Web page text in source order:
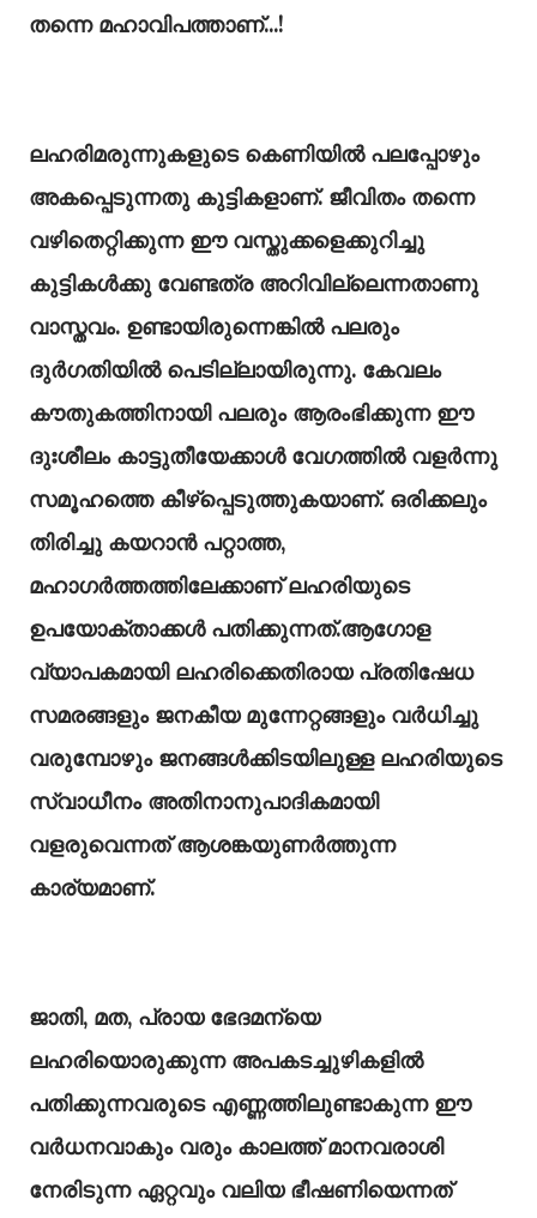
തന്നെ മഹാവിപത്താണ്...!
ലഹരിമരുന്നുകളുടെ കെണിയിൽ പലപ്പോഴും
അകപ്പെടുന്നതു കുട്ടികളാണ്. ജീവിതം തന്നെ
വഴിതെറ്റിക്കുന്ന ഈ വസ്തുക്കളെക്കുറിച്ചു
കുട്ടികൾക്കു വേണ്ടത്ര അറിവില്ലെന്നതാണു
വാസ്തവം. ഉണ്ടായിരുന്നെങ്കിൽ പലരും
ദുർഗതിയിൽ പെടില്ലായിരുന്നു. കേവലം
കൗതുകത്തിനായി പലരും ആരംഭിക്കുന്ന ഈ
ദുഃശീലം കാട്ടുതീയേക്കാൾ വേഗത്തിൽ വളർന്നു
സമൂഹത്തെ കീഴ്പ്പെടുത്തുകയാണ്. ഒരിക്കലും
തിരിച്ചു കയറാൻ പറ്റാത്ത,
മഹാഗർത്തത്തിലേക്കാണ് ലഹരിയുടെ
ഉപയോക്താക്കൾ പതിക്കുന്നത്.ആഗോള
വ്യാപകമായി ലഹരിക്കെതിരായ പ്രതിഷേധ
സമരങ്ങളും ജനകീയ മുന്നേറ്റങ്ങളും വർധിച്ചു
വരുമ്പോഴും ജനങ്ങൾക്കിടയിലുള്ള ലഹരിയുടെ
സ്വാധീനം അതിനാനുപാദികമായി
വളരുവെന്നത് ആശങ്കയുണർത്തുന്ന
കാര്യമാണ്.
ജാതി, മത, പ്രായ ഭേദമന്യെ
ലഹരിയൊരുക്കുന്ന അപകടച്ചുഴികളിൽ
പതിക്കുന്നവരുടെ എണ്ണത്തിലുണ്ടാകുന്ന ഈ
വർധനവാകും വരും കാലത്ത് മാനവരാശി
നേരിടുന്ന ഏറ്റവും വലിയ ഭീഷണിയെന്നത്